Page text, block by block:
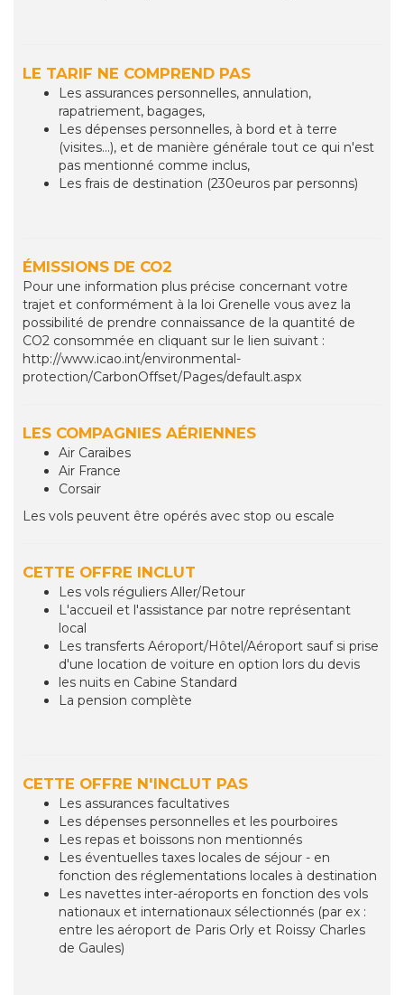
LE TARIF NE COMPREND PAS
Les assurances personnelles, annulation,
rapatriement, bagages,
Les dépenses personnelles, à bord et à terre
(visites...), et de manière générale tout ce qui n'est
pas mentionné comme inclus,
Les frais de destination (230euros par personns)
ÉMISSIONS DE CO2
Pour une information plus précise concernant votre
trajet et conformément à la loi Grenelle vous avez la
possibilité de prendre connaissance de la quantité de
CO2 consommée en cliquant sur le lien suivant :
http://www.icao.int/environmental-
protection/CarbonOffset/Pages/default.aspx
LES COMPAGNIES AÉRIENNES
Air Caraibes
Air France
Corsair
Les vols peuvent être opérés avec stop ou escale
CETTE OFFRE INCLUT
Les vols réguliers Aller/Retour
L'accueil et l'assistance par notre représentant
local
Les transferts Aéroport/Hôtel/Aéroport sauf si prise
d'une location de voiture en option lors du devis
les nuits en Cabine Standard
La pension complète
CETTE OFFRE N'INCLUT PAS
Les assurances facultatives
Les dépenses personnelles et les pourboires
Les repas et boissons non mentionnés
Les éventuelles taxes locales de séjour - en
fonction des réglementations locales à destination
Les navettes inter-aéroports en fonction des vols
nationaux et internationaux sélectionnés (par ex :
entre les aéroport de Paris Orly et Roissy Charles
de Gaules)